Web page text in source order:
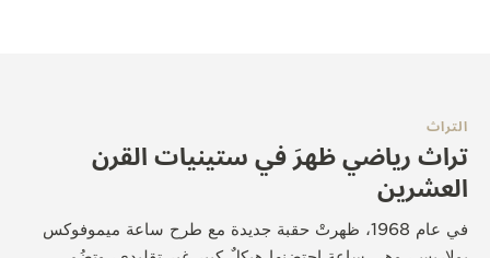
التراث
تراث رياضي ظهرَ في ستينيات القرن
العشرين
في عام 1968، ظهرتْ حقبة جديدة مع طرح ساعة ميموفوكس